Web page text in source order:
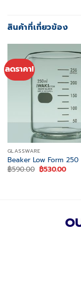
สินค้าที่เกี่ยวข้อง
ลดราคา!
GLASSWARE
Beaker Low Form 250
฿590.00 Original
price
฿530.00